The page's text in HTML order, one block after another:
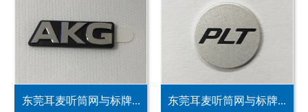
东莞耳麦听筒网与标牌... 东莞耳麦听筒网与标牌...